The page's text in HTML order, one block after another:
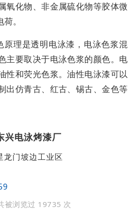
氧化物、非金属硫化物等胶体微
。
原理是透明电泳漆，电泳色浆混
主要取决于电泳色浆的颜色。电
性和荧光色浆。油性电泳漆可以
出仿青古、红古、锡古、金色等
兴电泳烤漆厂
龙门坡边工业区
被浏览过 19735 次